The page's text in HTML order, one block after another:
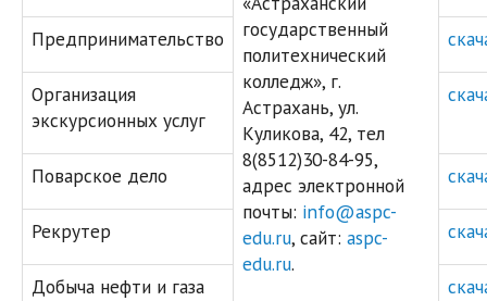
государственный
политехнический
колледж», г.
Астрахань, ул.
Куликова, 42, тел
8(8512)30-84-95,
адрес электронной
почты: info@aspc-
edu.ru, сайт: aspc-
edu.ru.
Предпринимательство
Организация
экскурсионных услуг
Поварское дело
Рекрутер
Добыча нефти и газа